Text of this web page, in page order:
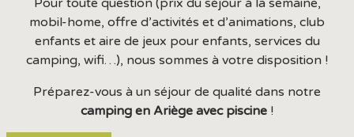
Pour toute question (prix du séjour à la semaine,
mobil-home, offre d’activités et d’animations, club
enfants et aire de jeux pour enfants, services du
camping, wifi…), nous sommes à votre disposition !
Préparez-vous à un séjour de qualité dans notre
camping en Ariège avec piscine !